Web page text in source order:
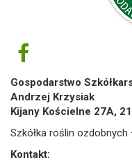
Gospodarstwo
Andrzej Krzysiak
Kijany Kościelne 27A,
Szkółka roślin ozdobnych
Kontakt: